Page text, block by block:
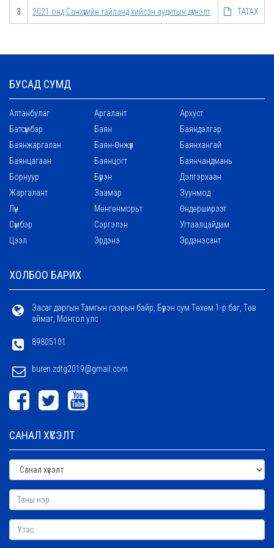
3 2021 онд Санхүүгийн тайланд хийсэн аудитын дүгнэлт ТАТАХ
БУСАД СУМД
Алтанбулаг Аргалант
Архуст
Батсүмбэр
Баян
Баяндэлгэр
Баянжаргалан
Баян-Өнжүүл
Баянхангай
Баянцагаан
Баянцогт
Баянчандмань
Борнуур
Бүрэн
Дэлгэрхаан
Жаргалант
Заамар
Зуунмод
Лүн
Мөнгөнморьт
Өндөрширээт
Сүмбэр
Сэргэлэн
Угтаалцайдам
Цээл
Эрдэнэ Эрдэнэсант
ХОЛБОО БАРИХ
Засаг даргын Тамгын газрын байр, Бүрэн сум Төхөм 1-р баг, Төв
аймаг, Монгол улс
89805101
buren.zdtg2019@gmail.com
САНАЛ ХҮСЭЛТ